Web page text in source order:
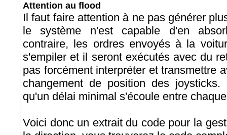
Attention au flood
Il faut faire attention à ne pas générer
le système n'est capable d'en
contraire, les ordres envoyés à la
s'empiler et il seront exécutés avec du
pas forcément interpréter et transmettre
changement de position des
qu'un délai minimal s'écoule entre
Voici donc un extrait du code pour la